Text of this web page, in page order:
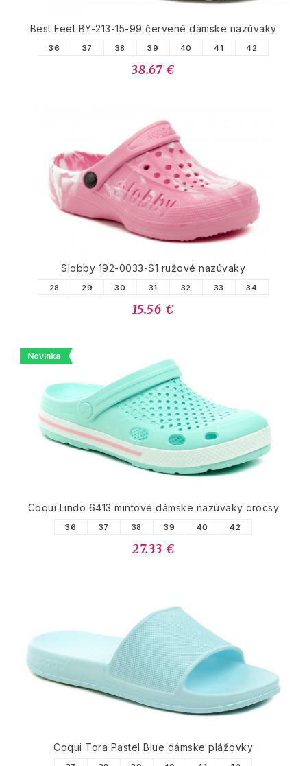
Best Feet BY-213-15-99 červené dámske nazúvaky
36 37 38 39 40 41 42
38.67 €
Slobby 192-0033-S1 ružové nazúvaky
28 29 30 31 32 33 34
15.56 €
Novinka
Coqui Lindo 6413 mintové dámske nazúvaky crocsy
36 37 38 39 40 42
27.33 €
Coqui Tora Pastel Blue dámske plážovky